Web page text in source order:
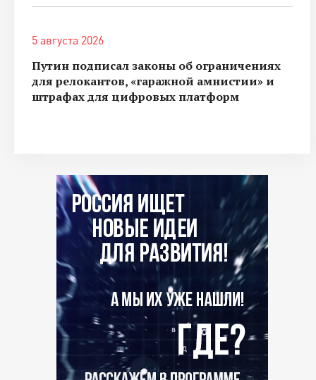
5 августа 2026
Путин подписал законы об ограничениях
для релокантов, «гаражной амнистии» и
штрафах для цифровых платформ